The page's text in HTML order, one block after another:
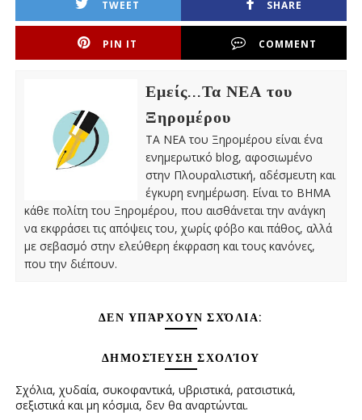
TWEET SHARE
PIN IT COMMENT
Εμείς...Τα ΝΕΑ του
Ξηρομέρου
ΤΑ ΝΕΑ του Ξηρομέρου είναι ένα
ενημερωτικό blog, αφοσιωμένο
στην Πλουραλιστική, αδέσμευτη και
έγκυρη ενημέρωση. Είναι το ΒΗΜΑ
κάθε πολίτη του Ξηρομέρου, που αισθάνεται την ανάγκη
να εκφράσει τις απόψεις του, χωρίς φόβο και πάθος, αλλά
με σεβασμό στην ελεύθερη έκφραση και τους κανόνες,
που την διέπουν.
ΔΕΝ ΥΠΆΡΧΟΥΝ ΣΧΌΛΙΑ:
ΔΗΜΟΣΊΕΥΣΗ ΣΧΟΛΊΟΥ
Σχόλια, χυδαία, συκοφαντικά, υβριστικά, ρατσιστικά,
σεξιστικά και μη κόσμια, δεν θα αναρτώνται.